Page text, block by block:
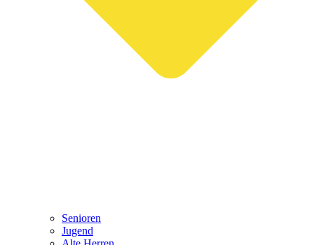
Senioren
Jugend